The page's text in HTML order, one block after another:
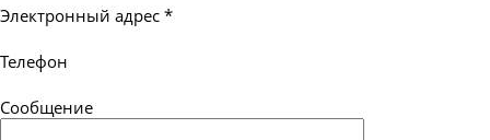
Электронный адрес *
Телефон
Сообщение